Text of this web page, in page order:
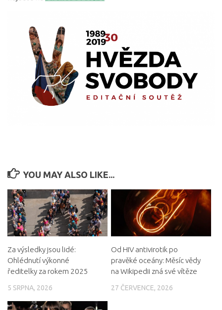
YOU MAY ALSO LIKE...
Za výsledky jsou lidé:
Ohlédnutí výkonné
ředitelky za rokem 2025
5 SRPNA, 2026
Od HIV antivirotik po
pravěké oceány: Měsíc vědy
na Wikipedii zná své vítěze
27 ČERVENCE, 2026